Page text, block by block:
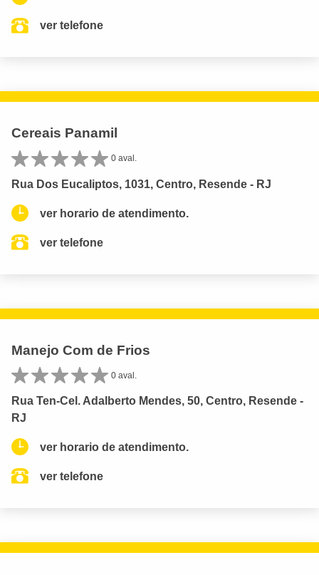
ver telefone
Cereais Panamil
0 aval.
Rua Dos Eucaliptos, 1031, Centro, Resende - RJ
ver horario de atendimento.
ver telefone
Manejo Com de Frios
0 aval.
Rua Ten-Cel. Adalberto Mendes, 50, Centro, Resende -
RJ
ver horario de atendimento.
ver telefone